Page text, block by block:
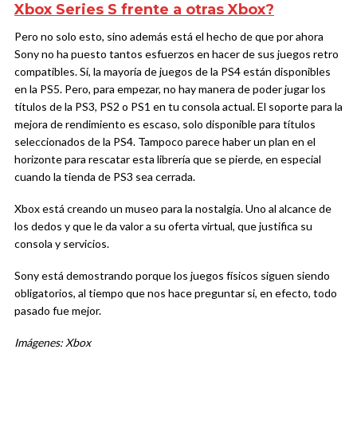
Xbox Series S frente a otras Xbox?
Pero no solo esto, sino además está el hecho de que por ahora
Sony no ha puesto tantos esfuerzos en hacer de sus juegos retro
compatibles. Sí, la mayoría de juegos de la PS4 están disponibles
en la PS5. Pero, para empezar, no hay manera de poder jugar los
títulos de la PS3, PS2 o PS1 en tu consola actual. El soporte para la
mejora de rendimiento es escaso, solo disponible para títulos
seleccionados de la PS4. Tampoco parece haber un plan en el
horizonte para rescatar esta librería que se pierde, en especial
cuando la tienda de PS3 sea cerrada.
Xbox está creando un museo para la nostalgia. Uno al alcance de
los dedos y que le da valor a su oferta virtual, que justifica su
consola y servicios.
Sony está demostrando porque los juegos físicos siguen siendo
obligatorios, al tiempo que nos hace preguntar si, en efecto, todo
pasado fue mejor.
Imágenes: Xbox